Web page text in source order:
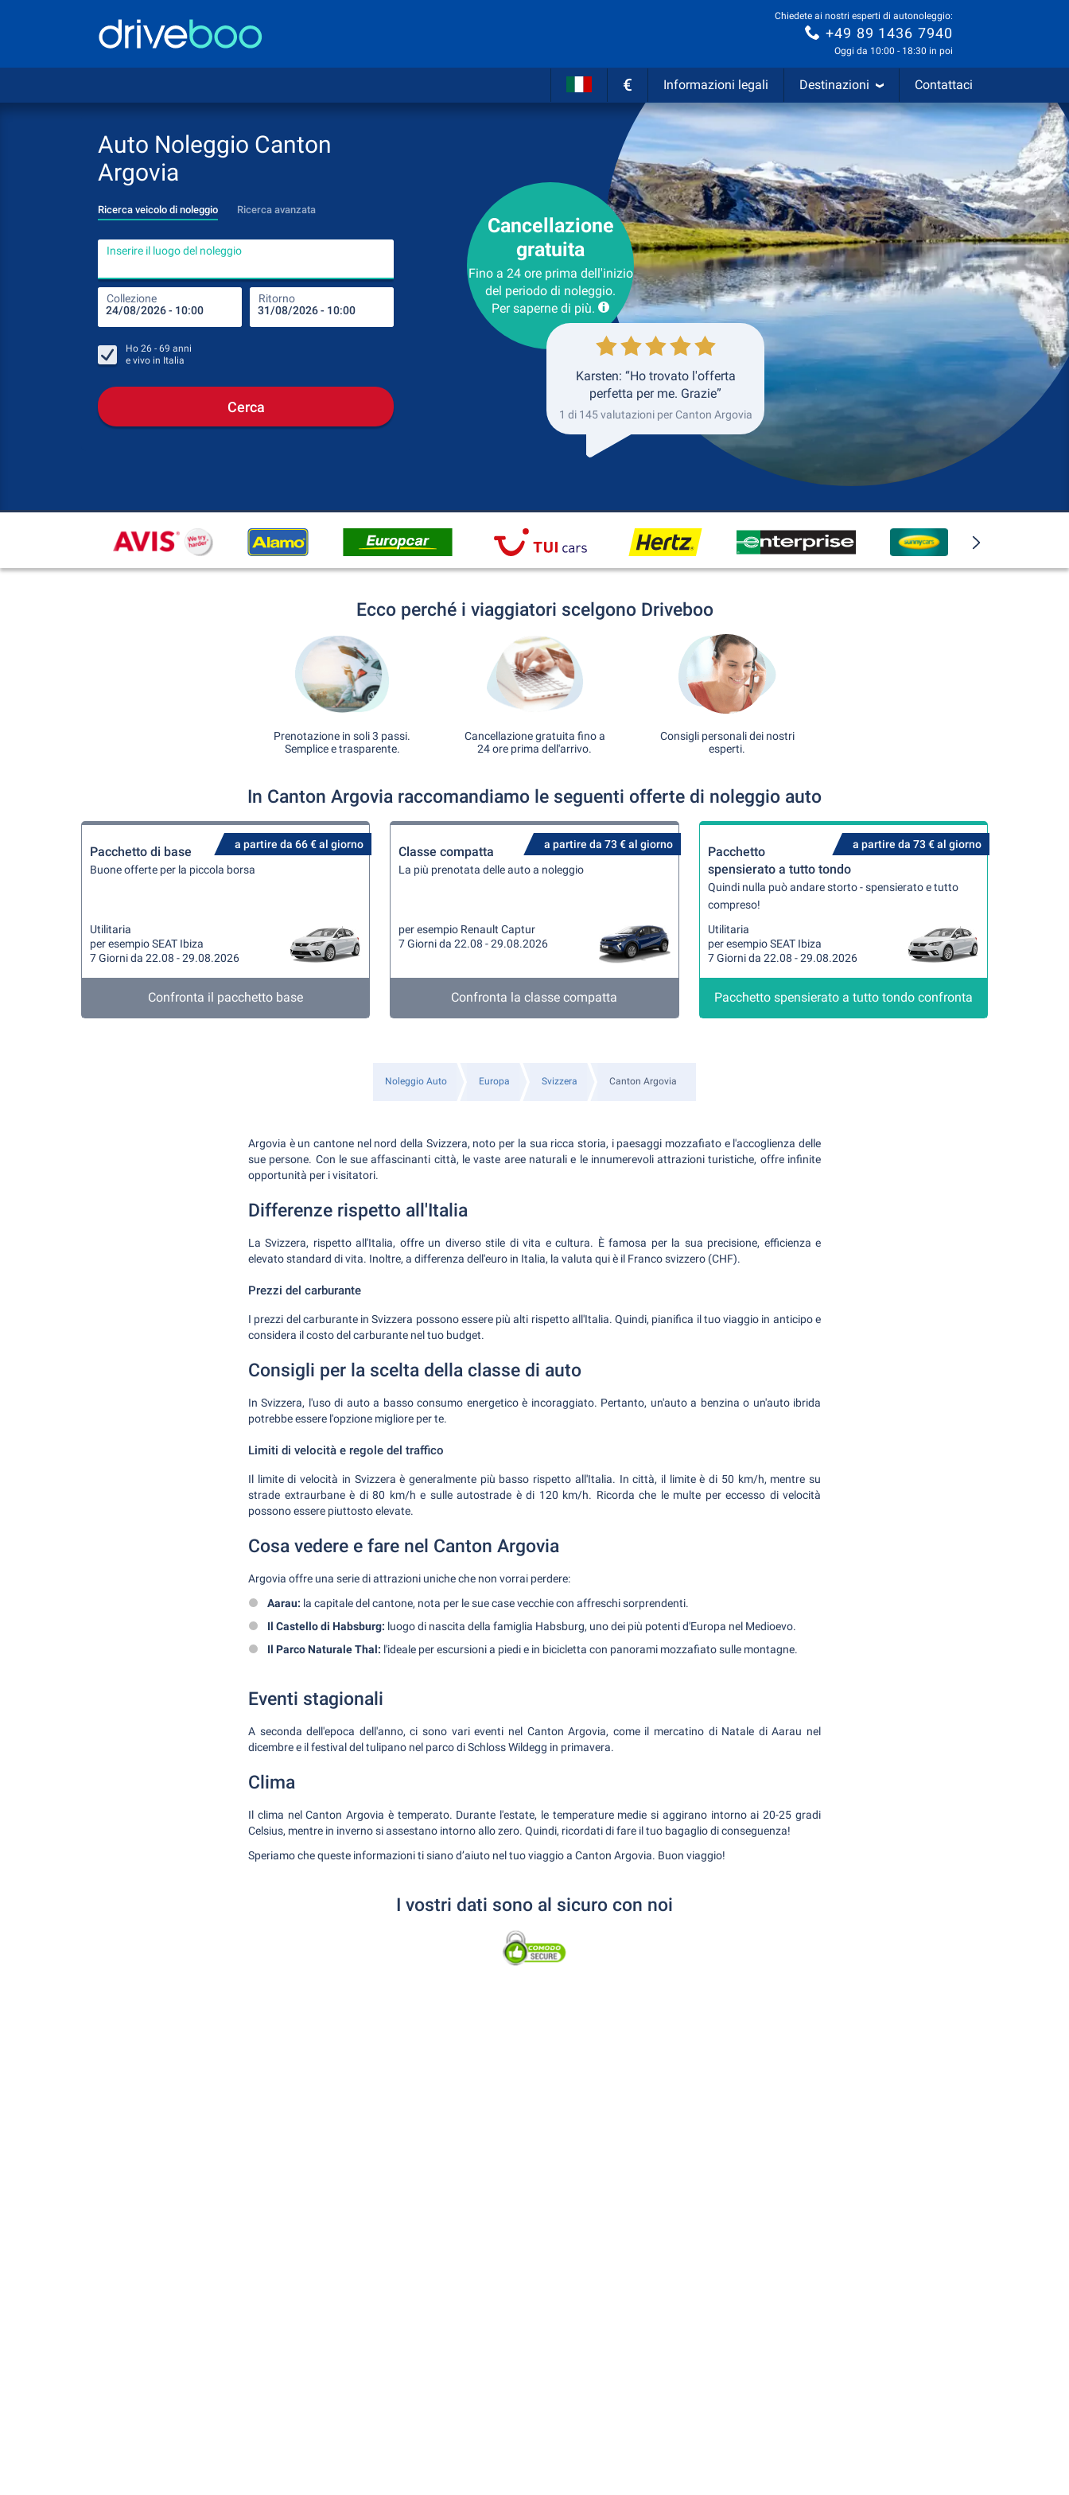
Chiedete ai nostri esperti di autonoleggio:
+49 89 1436 7940
Oggi da 10:00 - 18:30 in poi
€ Informazioni legali Destinazioni Contattaci
Auto Noleggio Canton
Argovia
Ricerca veicolo di noleggio Ricerca avanzata
Inserire il luogo del noleggio
Collezione Ritorno
Inserire il luogo del noleggio
Luogo di ritorno
Ho 26 - 69 anni
e vivo in Italia
Cerca
Cancellazione
gratuita
Fino a 24 ore prima dell'inizio
del periodo di noleggio.
Per saperne di più.
Karsten: “Ho trovato l'offerta
perfetta per me. Grazie”
1 di 145 valutazioni per Canton Argovia
Ecco perché i viaggiatori scelgono Driveboo
Prenotazione in soli 3 passi.
Semplice e trasparente.
Cancellazione gratuita fino a
24 ore prima dell'arrivo.
Consigli personali dei nostri
esperti.
In Canton Argovia raccomandiamo le seguenti offerte di noleggio auto
a partire da 66 € al giorno
Pacchetto di base
Buone offerte per la piccola borsa
Utilitaria
per esempio SEAT Ibiza
7 Giorni da 22.08 - 29.08.2026
Confronta il pacchetto base
a partire da 73 € al giorno
Classe compatta
La più prenotata delle auto a noleggio
per esempio Renault Captur
7 Giorni da 22.08 - 29.08.2026
Confronta la classe compatta
a partire da 73 € al giorno
Pacchetto
spensierato a tutto tondo
Quindi nulla può andare storto - spensierato e tutto
compreso!
Utilitaria
per esempio SEAT Ibiza
7 Giorni da 22.08 - 29.08.2026
Pacchetto spensierato a tutto tondo confronta
Noleggio Auto Europa Svizzera Canton Argovia
Argovia è un cantone nel nord della Svizzera, noto per la sua ricca storia, i paesaggi mozzafiato e l'accoglienza delle
sue persone. Con le sue affascinanti città, le vaste aree naturali e le innumerevoli attrazioni turistiche, offre infinite
opportunità per i visitatori.
Differenze rispetto all'Italia
La Svizzera, rispetto all'Italia, offre un diverso stile di vita e cultura. È famosa per la sua precisione, efficienza e
elevato standard di vita. Inoltre, a differenza dell'euro in Italia, la valuta qui è il Franco svizzero (CHF).
Prezzi del carburante
I prezzi del carburante in Svizzera possono essere più alti rispetto all'Italia. Quindi, pianifica il tuo viaggio in anticipo e
considera il costo del carburante nel tuo budget.
Consigli per la scelta della classe di auto
In Svizzera, l'uso di auto a basso consumo energetico è incoraggiato. Pertanto, un'auto a benzina o un'auto ibrida
potrebbe essere l'opzione migliore per te.
Limiti di velocità e regole del traffico
Il limite di velocità in Svizzera è generalmente più basso rispetto all'Italia. In città, il limite è di 50 km/h, mentre su
strade extraurbane è di 80 km/h e sulle autostrade è di 120 km/h. Ricorda che le multe per eccesso di velocità
possono essere piuttosto elevate.
Cosa vedere e fare nel Canton Argovia
Argovia offre una serie di attrazioni uniche che non vorrai perdere:
Aarau: la capitale del cantone, nota per le sue case vecchie con affreschi sorprendenti.
Il Castello di Habsburg: luogo di nascita della famiglia Habsburg, uno dei più potenti d'Europa nel Medioevo.
Il Parco Naturale Thal: l'ideale per escursioni a piedi e in bicicletta con panorami mozzafiato sulle montagne.
Eventi stagionali
A seconda dell'epoca dell'anno, ci sono vari eventi nel Canton Argovia, come il mercatino di Natale di Aarau nel
dicembre e il festival del tulipano nel parco di Schloss Wildegg in primavera.
Clima
Il clima nel Canton Argovia è temperato. Durante l'estate, le temperature medie si aggirano intorno ai 20-25 gradi
Celsius, mentre in inverno si assestano intorno allo zero. Quindi, ricordati di fare il tuo bagaglio di conseguenza!
Speriamo che queste informazioni ti siano d’aiuto nel tuo viaggio a Canton Argovia. Buon viaggio!
I vostri dati sono al sicuro con noi